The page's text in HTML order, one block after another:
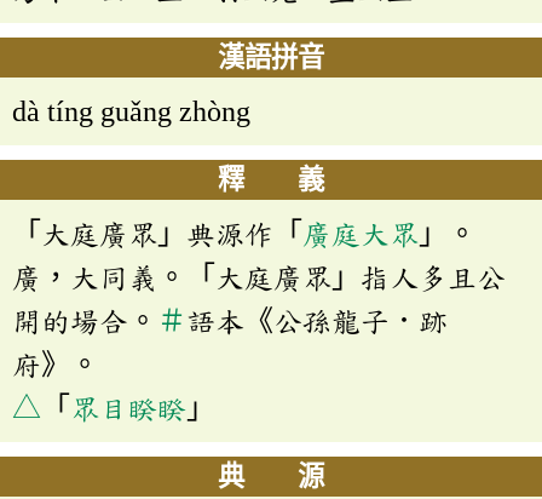
漢語拼音
dà tíng guǎng zhòng
釋 義
「大庭廣眾」典源作「 廣庭大眾 」。
廣，大同義。「大庭廣眾」指人多且公
開的場合。 ＃語本《公孫龍子．跡
府》。
△ 「 眾目睽睽 」
典 源